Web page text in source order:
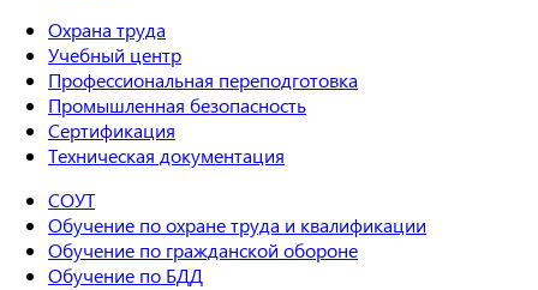
Охрана труда
Учебный центр
Профессиональная переподготовка
Промышленная безопасность
Сертификация
Техническая документация
СОУТ
Обучение по охране труда и квалификации
Обучение по гражданской обороне
Обучение по БДД